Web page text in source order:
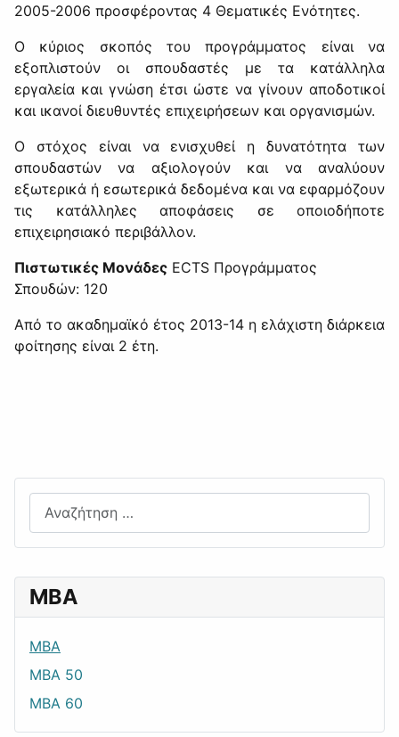
ΜΒΑ
MBA
ΜΒΑ 50
ΜΒΑ 60
2005-2006 προσφέροντας 4 Θεματικές Ενότητες.
Ο κύριος σκοπός του προγράμματος είναι να
εξοπλιστούν οι σπουδαστές με τα κατάλληλα
εργαλεία και γνώση έτσι ώστε να γίνουν αποδοτικοί
και ικανοί διευθυντές επιχειρήσεων και οργανισμών.
Ο στόχος είναι να ενισχυθεί η δυνατότητα των
σπουδαστών να αξιολογούν και να αναλύουν
εξωτερικά ή εσωτερικά δεδομένα και να εφαρμόζουν
τις κατάλληλες αποφάσεις σε οποιοδήποτε
επιχειρησιακό περιβάλλον.
Πιστωτικές Μονάδες ECTS Προγράμματος
Σπουδών: 120
Από το ακαδημαϊκό έτος 2013-14 η ελάχιστη διάρκεια
φοίτησης είναι 2 έτη.
Αναζήτηση